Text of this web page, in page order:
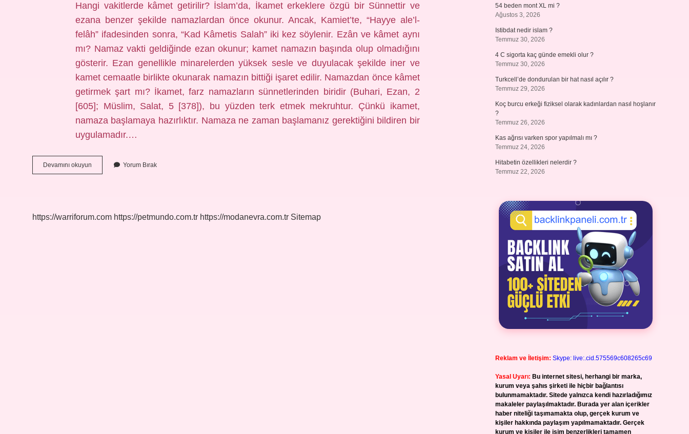
Hangi vakitlerde kâmet getirilir? İslam’da, İkamet erkeklere özgü bir Sünnettir ve
ezana benzer şekilde namazlardan önce okunur. Ancak, Kamiet’te, “Hayye ale’l-
felâh” ifadesinden sonra, “Kad Kâmetis Salah” iki kez söylenir. Ezân ve kâmet aynı
mı? Namaz vakti geldiğinde ezan okunur; kamet namazın başında olup olmadığını
gösterir. Ezan genellikle minarelerden yüksek sesle ve duyulacak şekilde iner ve
kamet cemaatle birlikte okunarak namazın bittiği işaret edilir. Namazdan önce kâmet
getirmek şart mı? İkamet, farz namazların sünnetlerinden biridir (Buhari, Ezan, 2
[605]; Müslim, Salat, 5 [378]), bu yüzden terk etmek mekruhtur. Çünkü ikamet,
namaza başlamaya hazırlıktır. Namaza ne zaman başlamanız gerektiğini bildiren bir
uygulamadır.…
Devamını okuyun
Saati
Yorum Bırak
https://warriforum.com https://petmundo.com.tr https://modanevra.com.tr Sitemap
54 beden mont XL mi ?
Ağustos 3, 2026
Istibdat nedir islam ?
Temmuz 30, 2026
4 C sigorta kaç günde emekli olur ?
Temmuz 30, 2026
Turkcell’de dondurulan bir hat nasıl açılır ?
Temmuz 29, 2026
Koç burcu erkeği fiziksel olarak kadınlardan nasıl hoşlanır
?
Temmuz 26, 2026
Kas ağrısı varken spor yapılmalı mı ?
Temmuz 24, 2026
Hitabetin özellikleri nelerdir ?
Temmuz 22, 2026
Reklam ve İletişim: Skype: live:.cid.575569c608265c69
Yasal Uyarı: Bu internet sitesi, herhangi bir marka,
kurum veya şahıs şirketi ile hiçbir bağlantısı
bulunmamaktadır. Sitede yalnızca kendi hazırladığımız
makaleler paylaşılmaktadır. Burada yer alan içerikler
haber niteliği taşımamakta olup, gerçek kurum ve
kişiler hakkında paylaşım yapılmamaktadır. Gerçek
kurum ve kişiler ile isim benzerlikleri tamamen